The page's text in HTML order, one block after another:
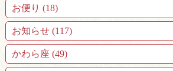
お便り (18)
お知らせ (117)
かわら座 (49)